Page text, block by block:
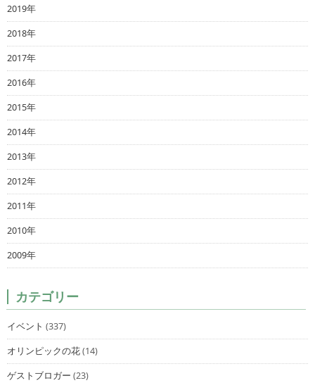
2019年
2018年
2017年
2016年
2015年
2014年
2013年
2012年
2011年
2010年
2009年
カテゴリー
イベント (337)
オリンピックの花(14)
ゲストブロガー (23)